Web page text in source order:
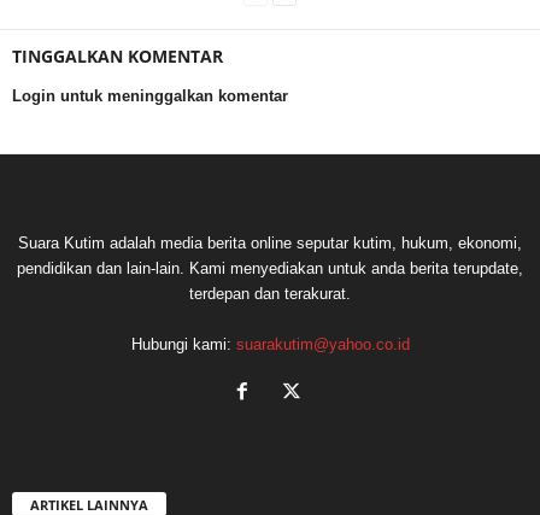
TINGGALKAN KOMENTAR
Login untuk meninggalkan komentar
Suara Kutim adalah media berita online seputar kutim, hukum, ekonomi,
pendidikan dan lain-lain. Kami menyediakan untuk anda berita terupdate,
terdepan dan terakurat.
Hubungi kami: suarakutim@yahoo.co.id
ARTIKEL LAINNYA